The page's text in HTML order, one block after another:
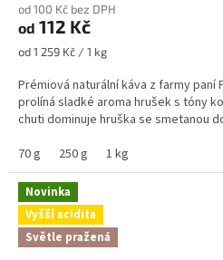
produktu
je
5,0
z
5
hvězdiček.
od 100 Kč bez DPH
od 112 Kč
Měrná
od 1 259 Kč / 1 kg
Prémiová naturální káva z farmy paní
prolíná sladké aroma hrušek s tóny
chuti dominuje hruška se smetanou
70 g
250 g 1 kg
Novinka
Vyšší acidita
Světle pražená